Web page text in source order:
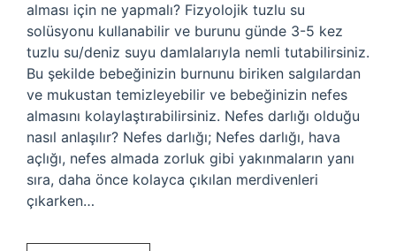
alması için ne yapmalı? Fizyolojik tuzlu su
solüsyonu kullanabilir ve burunu günde 3-5 kez
tuzlu su/deniz suyu damlalarıyla nemli tutabilirsiniz.
Bu şekilde bebeğinizin burnunu biriken salgılardan
ve mukustan temizleyebilir ve bebeğinizin nefes
almasını kolaylaştırabilirsiniz. Nefes darlığı olduğu
nasıl anlaşılır? Nefes darlığı; Nefes darlığı, hava
açlığı, nefes almada zorluk gibi yakınmaların yanı
sıra, daha önce kolayca çıkılan merdivenleri
çıkarken…